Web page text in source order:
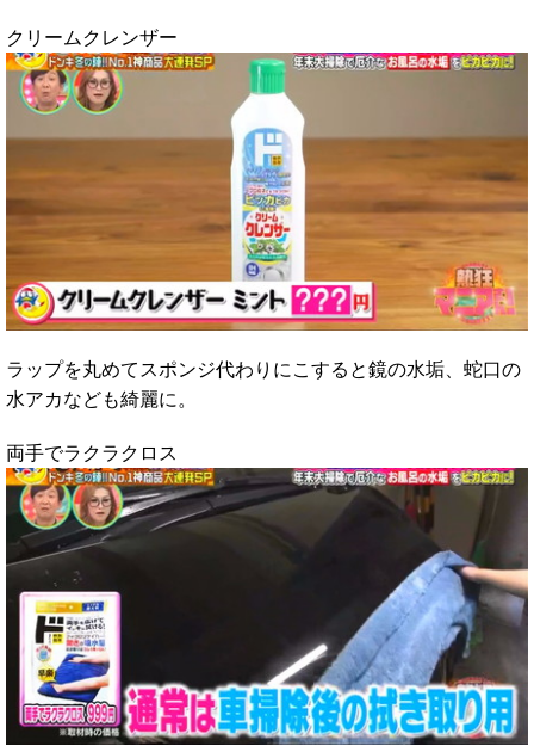
クリームクレンザー
ラップを丸めてスポンジ代わりにこすると鏡の水垢、蛇口の
水アカなども綺麗に。
両手でラクラクロス